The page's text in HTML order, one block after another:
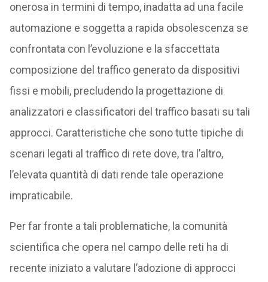
onerosa in termini di tempo, inadatta ad una facile
automazione e soggetta a rapida obsolescenza se
confrontata con l’evoluzione e la sfaccettata
composizione del traffico generato da dispositivi
fissi e mobili, precludendo la progettazione di
analizzatori e classificatori del traffico basati su tali
approcci. Caratteristiche che sono tutte tipiche di
scenari legati al traffico di rete dove, tra l’altro,
l’elevata quantità di dati rende tale operazione
impraticabile.
Per far fronte a tali problematiche, la comunità
scientifica che opera nel campo delle reti ha di
recente iniziato a valutare l’adozione di approcci